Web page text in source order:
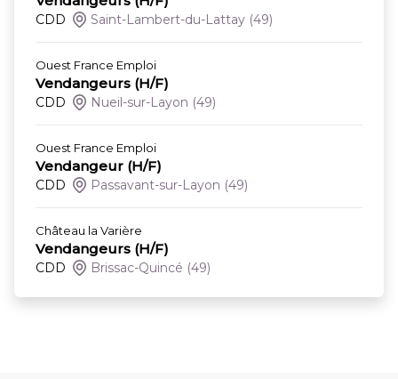
CDD Saint-Lambert-du-Lattay (49)
Ouest France Emploi
Vendangeurs (H/F)
CDD Nueil-sur-Layon (49)
Ouest France Emploi
Vendangeur (H/F)
CDD Passavant-sur-Layon (49)
Château la Varière
Vendangeurs (H/F)
CDD Brissac-Quincé (49)